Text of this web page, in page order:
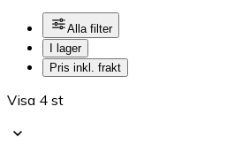
Alla filter
I lager
Pris inkl. frakt
Visa 4 st